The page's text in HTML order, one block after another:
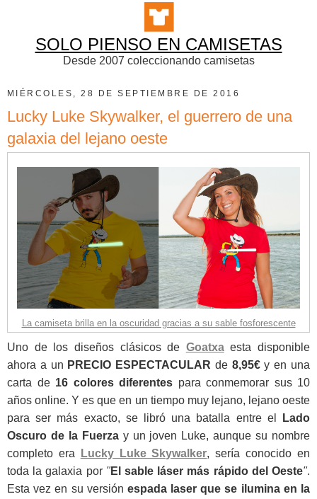
SOLO PIENSO EN CAMISETAS
Desde 2007 coleccionando camisetas
MIÉRCOLES, 28 DE SEPTIEMBRE DE 2016
Lucky Luke Skywalker, el guerrero de una
galaxia del lejano oeste
La camiseta brilla en la oscuridad gracias a su sable fosforescente
Uno de los diseños clásicos de Goatxaesta disponible
ahora a un PRECIO ESPECTACULAR de 8,95€y en una
carta de 16 colores diferentes para conmemorar sus 10
años online. Y es que en un tiempo muy lejano, lejano oeste
para ser más exacto, se libró una batalla entre el
Lado
Oscuro de la Fuerzay un joven Luke, aunque su nombre
completo era
Lucky Luke Skywalker, sería conocido en
toda la galaxia por "El sable láser más rápido del Oeste".
Esta vez en su versión espada laser que se ilumina en la